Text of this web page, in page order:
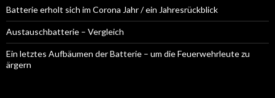
Batterie erholt sich im Corona Jahr / ein Jahresrückblick
Austauschbatterie – Vergleich
Ein letztes Aufbäumen der Batterie – um die Feuerwehrleute zu
ärgern